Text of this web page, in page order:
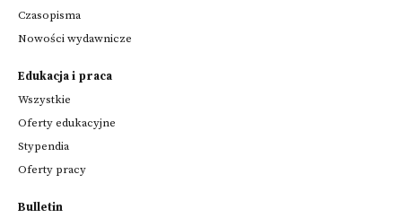
Czasopisma
Nowości wydawnicze
Edukacja i praca
Wszystkie
Oferty edukacyjne
Stypendia
Oferty pracy
Bulletin